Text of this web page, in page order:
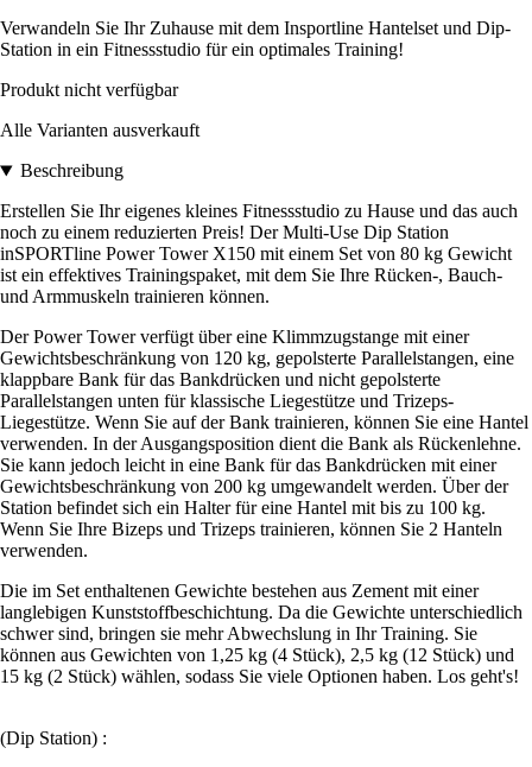
Verwandeln Sie Ihr Zuhause mit dem Insportline Hantelset und Dip-
Station in ein Fitnessstudio für ein optimales Training!
Produkt nicht verfügbar
Alle Varianten ausverkauft
Beschreibung
Erstellen Sie Ihr eigenes kleines Fitnessstudio zu Hause und das auch
noch zu einem reduzierten Preis! Der Multi-Use Dip Station
inSPORTline Power Tower X150 mit einem Set von 80 kg Gewicht
ist ein effektives Trainingspaket, mit dem Sie Ihre Rücken-, Bauch-
und Armmuskeln trainieren können.
Der Power Tower verfügt über eine Klimmzugstange mit einer
Gewichtsbeschränkung von 120 kg, gepolsterte Parallelstangen, eine
klappbare Bank für das Bankdrücken und nicht gepolsterte
Parallelstangen unten für klassische Liegestütze und Trizeps-
Liegestütze. Wenn Sie auf der Bank trainieren, können Sie eine Hantel
verwenden. In der Ausgangsposition dient die Bank als Rückenlehne.
Sie kann jedoch leicht in eine Bank für das Bankdrücken mit einer
Gewichtsbeschränkung von 200 kg umgewandelt werden. Über der
Station befindet sich ein Halter für eine Hantel mit bis zu 100 kg.
Wenn Sie Ihre Bizeps und Trizeps trainieren, können Sie 2 Hanteln
verwenden.
Die im Set enthaltenen Gewichte bestehen aus Zement mit einer
langlebigen Kunststoffbeschichtung. Da die Gewichte unterschiedlich
schwer sind, bringen sie mehr Abwechslung in Ihr Training. Sie
können aus Gewichten von 1,25 kg (4 Stück), 2,5 kg (12 Stück) und
15 kg (2 Stück) wählen, sodass Sie viele Optionen haben. Los geht's!
(Dip Station) :